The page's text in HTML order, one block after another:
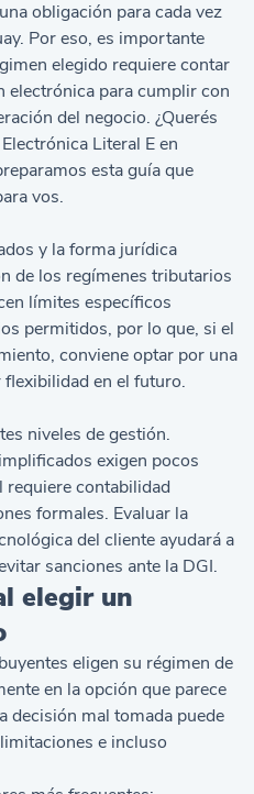
obligación para cada vez
Por eso, es importante
elegido requiere contar
electrónica para cumplir con
del negocio. ¿Querés
Literal E en
esta guía que
vos.
y la forma jurídica
de los regímenes tributarios
límites específicos
permitidos, por lo que, si el
conviene optar por una
en el futuro.
niveles de gestión.
exigen pocos
requiere contabilidad
formales. Evaluar la
del cliente ayudará a
sanciones ante la DGI.
elegir un
eligen su régimen de
en la opción que parece
decisión mal tomada puede
e incluso